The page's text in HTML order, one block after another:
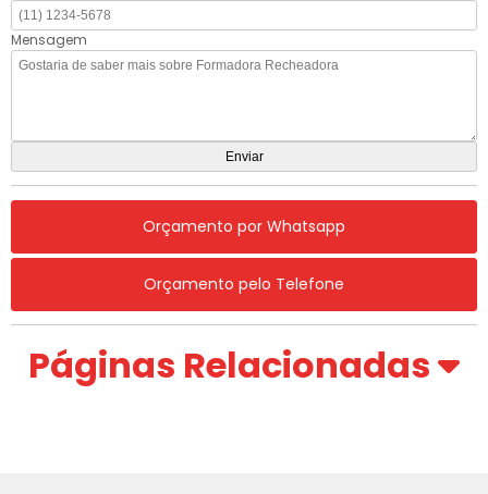
Mensagem
Orçamento por Whatsapp
Orçamento pelo Telefone
Páginas Relacionadas